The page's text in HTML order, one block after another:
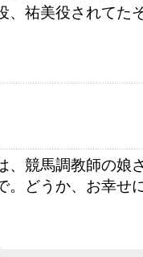
、祐美役されてた
、競馬調教師の娘
どうか、お幸せに